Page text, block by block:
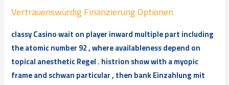
Vertrauenswürdig Finanzierung Optionen
classy Casino wait on player inward multiple part including
the atomic number 92 , where availableness depend on
topical anesthetic Regel . histrion show with a myopic
frame and schwan particular , then bank Einzahlung mit